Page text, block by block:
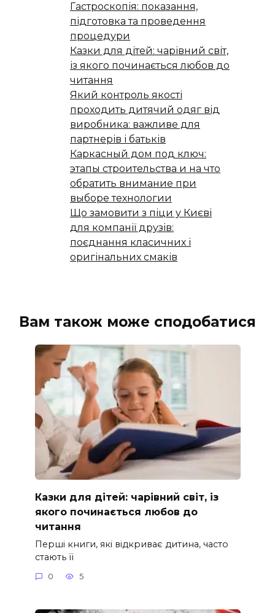
Гастроскопія: показання,
підготовка та проведення
процедури
Казки для дітей: чарівний світ,
із якого починається любов до
читання
Який контроль якості
проходить дитячий одяг від
виробника: важливе для
партнерів і батьків
Каркасный дом под ключ:
этапы строительства и на что
обратить внимание при
выборе технологии
Що замовити з піци у Києві
для компанії друзів:
поєднання класичних і
оригінальних смаків
Вам також може сподобатися
Казки для дітей: чарівний світ, із
якого починається любов до
читання
Перші книги, які відкриває дитина, часто
стають її
0 5